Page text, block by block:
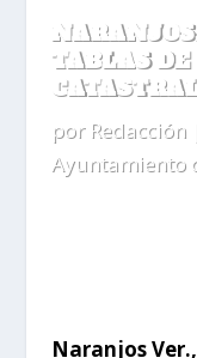
TABLAS DE
por Redacción|
Ayuntamiento
Naranjos